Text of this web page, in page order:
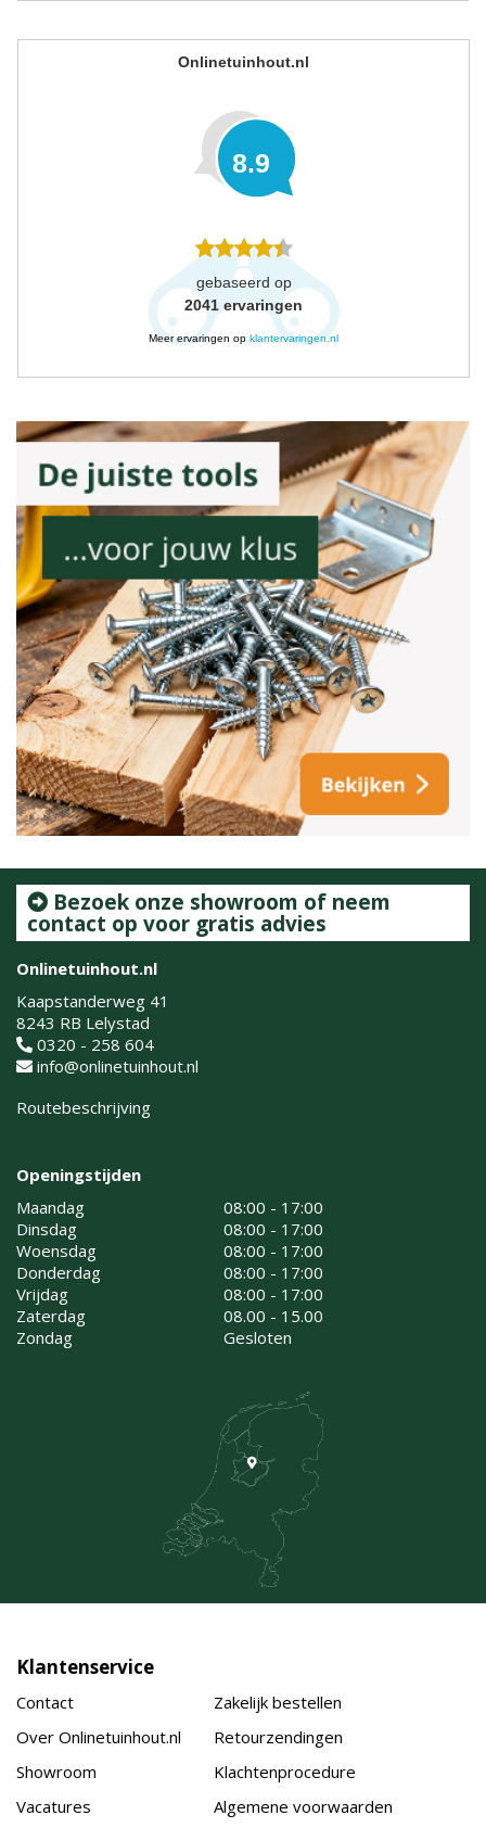
Onlinetuinhout.nl
8.9
gebaseerd op
2041 ervaringen
Meer ervaringen op klantervaringen.nl
Bezoek onze showroom of neem
contact op voor gratis advies
Onlinetuinhout.nl
Kaapstanderweg 41
8243 RB Lelystad
0320 - 258 604
info@onlinetuinhout.nl
Routebeschrijving
Openingstijden
Maandag
08:00 - 17:00
Dinsdag
08:00 - 17:00
Woensdag
08:00 - 17:00
Donderdag
08:00 - 17:00
Vrijdag
08:00 - 17:00
Zaterdag
08.00 - 15.00
Zondag
Gesloten
Klantenservice
Contact
Over Onlinetuinhout.nl
Showroom
Vacatures
Zakelijk bestellen
Retourzendingen
Klachtenprocedure
Algemene voorwaarden